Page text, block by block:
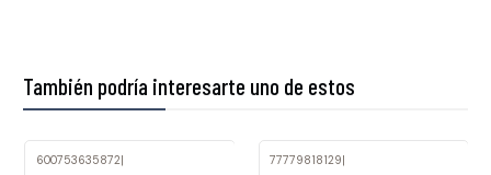
También podría interesarte uno de estos
600753635872| 77779818129|